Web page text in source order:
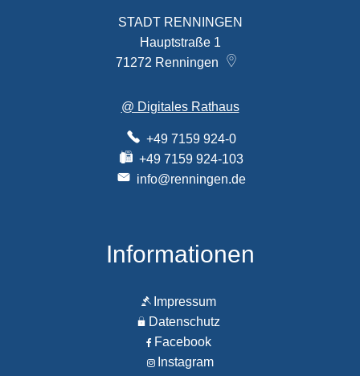
STADT RENNINGEN
Hauptstraße 1
71272 Renningen
@ Digitales Rathaus
+49 7159 924-0
+49 7159 924-103
info@renningen.de
Informationen
Impressum
Datenschutz
Facebook
Instagram